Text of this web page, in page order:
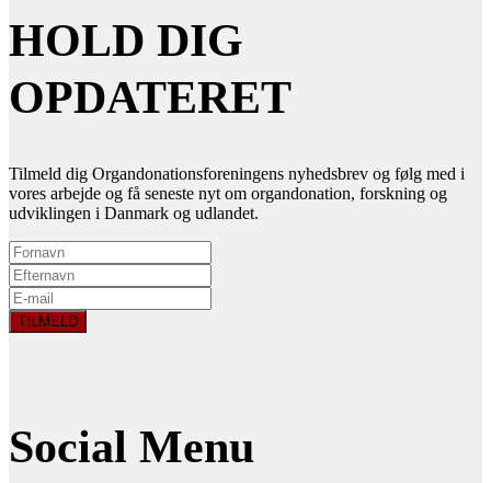
HOLD DIG
OPDATERET
Tilmeld dig Organdonationsforeningens nyhedsbrev og følg med i
vores arbejde og få seneste nyt om organdonation, forskning og
udviklingen i Danmark og udlandet.
Social Menu